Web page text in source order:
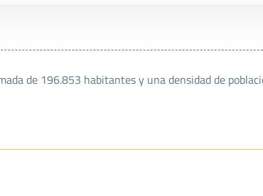
de 196.853 habitantes y una densidad de